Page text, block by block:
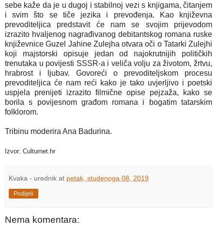
sebe kaže da je u dugoj i stabilnoj vezi s knjigama, čitanjem
i svim što se tiče jezika i prevođenja. Kao književna
prevoditeljica predstavit će nam se svojim prijevodom
izrazito hvaljenog nagrađivanog debitantskog romana ruske
književnice Guzel Jahine Zulejha otvara oči o Tatarki Zulejhi
koji majstorski opisuje jedan od najokrutnijih političkih
trenutaka u povijesti SSSR-a i veliča volju za životom, žrtvu,
hrabrost i ljubav. Govoreći o prevoditeljskom procesu
prevoditeljica će nam reći kako je tako uvjerljivo i poetski
uspjela prenijeti izrazito filmične opise pejzaža, kako se
borila s povijesnom građom romana i bogatim tatarskim
folklorom.
Tribinu moderira Ana Badurina.
Izvor: Culturnet.hr
Kvaka - urednik at petak, studenoga 08, 2019
Podijeli
Nema komentara: